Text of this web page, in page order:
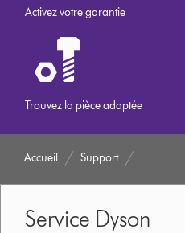
Activez votre garantie
Trouvez la pièce adaptée
Accueil Support
Service Dyson